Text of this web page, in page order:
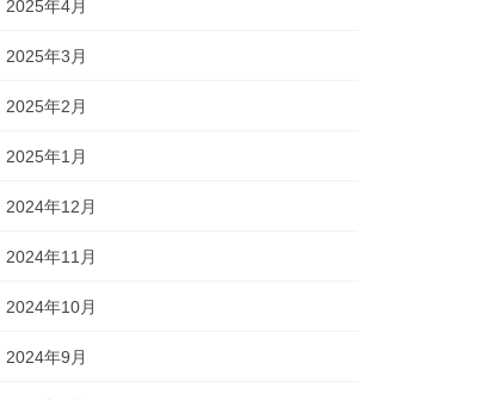
2025年4月
2025年3月
2025年2月
2025年1月
2024年12月
2024年11月
2024年10月
2024年9月